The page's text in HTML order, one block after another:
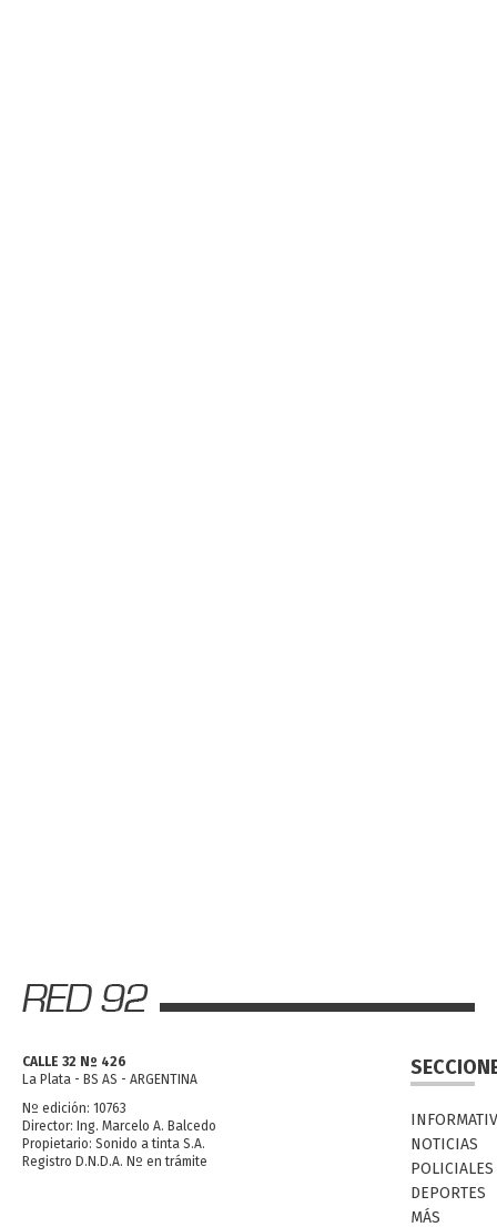
CALLE 32 Nº 426
La Plata - BS AS - ARGENTINA
Nº edición: 10763
Director: Ing. Marcelo A. Balcedo
Propietario: Sonido a tinta S.A.
Registro D.N.D.A. Nº en trámite
NOTICIAS
POLICIALES
DEPORTES
MÁS